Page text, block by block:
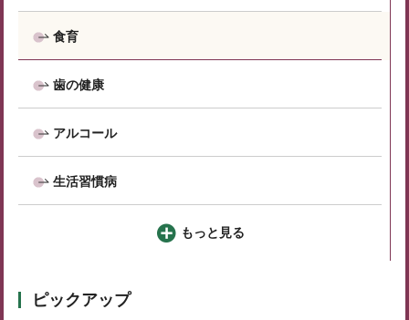
食育
歯の健康
アルコール
生活習慣病
もっと見る
ピックアップ